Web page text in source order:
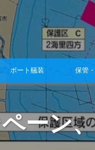
ボート艤装 保管
ーン